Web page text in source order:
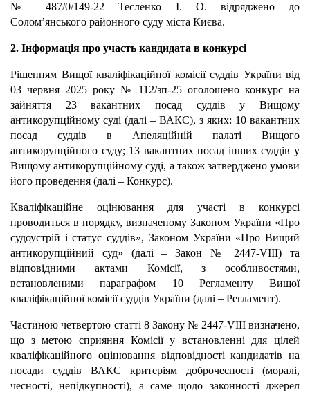
№ 487/0/149-22 Тесленко І. О. відряджено до
Солом’янського районного суду міста Києва.
2. Інформація про участь кандидата в конкурсі
Рішенням Вищої кваліфікаційної комісії суддів України від
03 червня 2025 року № 112/зп-25 оголошено конкурс на
зайняття 23 вакантних посад суддів у Вищому
антикорупційному суді (далі – ВАКС), з яких: 10 вакантних
посад суддів в Апеляційній палаті Вищого
антикорупційного суду; 13 вакантних посад інших суддів у
Вищому антикорупційному суді, а також затверджено умови
його проведення (далі – Конкурс).
Кваліфікаційне оцінювання для участі в конкурсі
проводиться в порядку, визначеному Законом України «Про
судоустрій і статус суддів», Законом України «Про Вищий
антикорупційний суд» (далі – Закон № 2447-VІІІ) та
відповідними актами Комісії, з особливостями,
встановленими параграфом 10 Регламенту Вищої
кваліфікаційної комісії суддів України (далі – Регламент).
Частиною четвертою статті 8 Закону № 2447-VІІІ визначено,
що з метою сприяння Комісії у встановленні для цілей
кваліфікаційного оцінювання відповідності кандидатів на
посади суддів ВАКС критеріям доброчесності (моралі,
чесності, непідкупності), а саме щодо законності джерел